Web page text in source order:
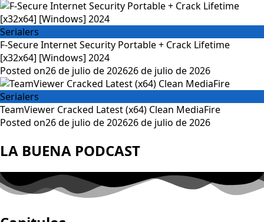
Serialers
F-Secure Internet Security Portable + Crack Lifetime
[x32x64] [Windows] 2024
Posted on26 de julio de 202626 de julio de 2026
Serialers
TeamViewer Cracked Latest (x64) Clean MediaFire
Posted on26 de julio de 202626 de julio de 2026
LA BUENA PODCAST